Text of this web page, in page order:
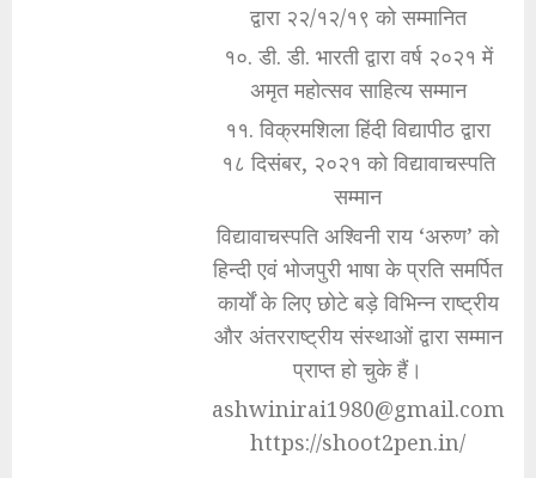
द्वारा २२/१२/१९ को सम्मानित
१०. डी. डी. भारती द्वारा वर्ष २०२१ में
अमृत महोत्सव साहित्य सम्मान
११. विक्रमशिला हिंदी विद्यापीठ द्वारा
१८ दिसंबर, २०२१ को विद्यावाचस्पति
सम्मान
विद्यावाचस्पति अश्विनी राय ‘अरुण’ को
हिन्दी एवं भोजपुरी भाषा के प्रति समर्पित
कार्यों के लिए छोटे बड़े विभिन्न राष्ट्रीय
और अंतरराष्ट्रीय संस्थाओं द्वारा सम्मान
प्राप्त हो चुके हैं।
ashwinirai1980@gmail.com
https://shoot2pen.in/